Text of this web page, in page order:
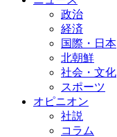
政治
経済
国際・日本
北朝鮮
社会・文化
スポーツ
オピニオン
社説
コラム